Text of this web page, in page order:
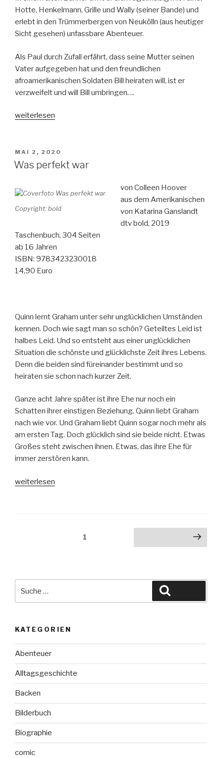
Hotte, Henkelmann, Grille und Wally (seiner Bande) und
erlebt in den Trümmerbergen von Neukölln (aus heutiger
Sicht gesehen) unfassbare Abenteuer.
Als Paul durch Zufall erfährt, dass seine Mutter seinen
Vater aufgegeben hat und den freundlichen
afroamerikanischen Soldaten Bill heiraten will, ist er
verzweifelt und will Bill umbringen….
„Der
dem
Trümmerland“
weiterlesen
VERÖFFENTLICHT
AM
MAI 2, 2020
Was perfekt war
Copyright: bold
von Colleen Hoover
aus dem Amerikanischen
von Katarina Ganslandt
dtv bold, 2019
Taschenbuch, 304 Seiten
ab 16 Jahren
ISBN: 9783423230018
14,90 Euro
Quinn lernt Graham unter sehr unglücklichen Umständen
kennen. Doch wie sagt man so schön? Geteiltes Leid ist
halbes Leid. Und so entsteht aus einer unglücklichen
Situation die schönste und glücklichste Zeit ihres Lebens.
Denn die beiden sind füreinander bestimmt und so
heiraten sie schon nach kurzer Zeit.
Ganze acht Jahre später ist ihre Ehe nur noch ein
Schatten ihrer einstigen Beziehung. Quinn liebt Graham
nach wie vor. Und Graham liebt Quinn sogar noch mehr als
am ersten Tag. Doch glücklich sind sie beide nicht. Etwas
Großes steht zwischen ihnen. Etwas, das ihre Ehe für
immer zerstören kann.
„Was
weiterlesen
Seitennummerierung
1 Nächste Seite
nach:
KATEGORIEN
Abenteuer
Alltagsgeschichte
Backen
Bilderbuch
Biographie
comic